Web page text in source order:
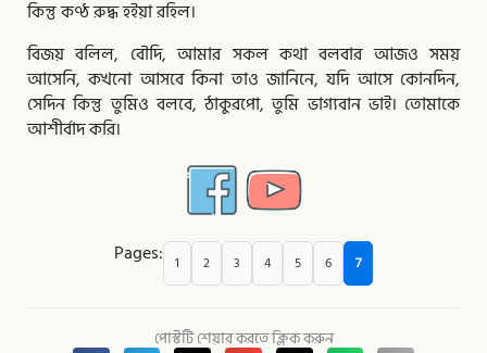
কিন্তু কণ্ঠ রুদ্ধ হইয়া রহিল।
বিজয় বলিল, বৌদি, আমার সকল কথা বলবার আজও সময়
আসেনি, কখনো আসবে কিনা তাও জানিনে, যদি আসে কোনদিন,
সেদিন কিন্তু তুমিও বলবে, ঠাকুরপো, তুমি ভাগ্যবান ভাই। তোমাকে
আশীর্বাদ করি।
Pages: 1 2 3 4 5 6 7
পোস্টটি শেয়ার করতে ক্লিক করুন